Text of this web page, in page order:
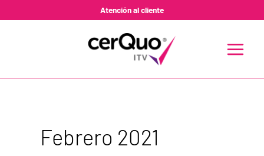
Atención al cliente
MENU
Febrero 2021